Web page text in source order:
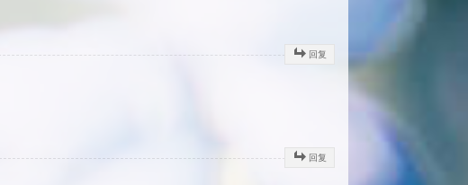
回复
回复